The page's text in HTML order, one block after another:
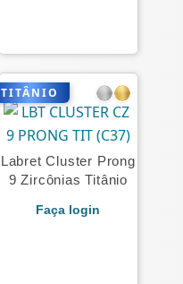
TITÂNIO
Labret Cluster Prong
9 Zircônias Titânio
Faça login